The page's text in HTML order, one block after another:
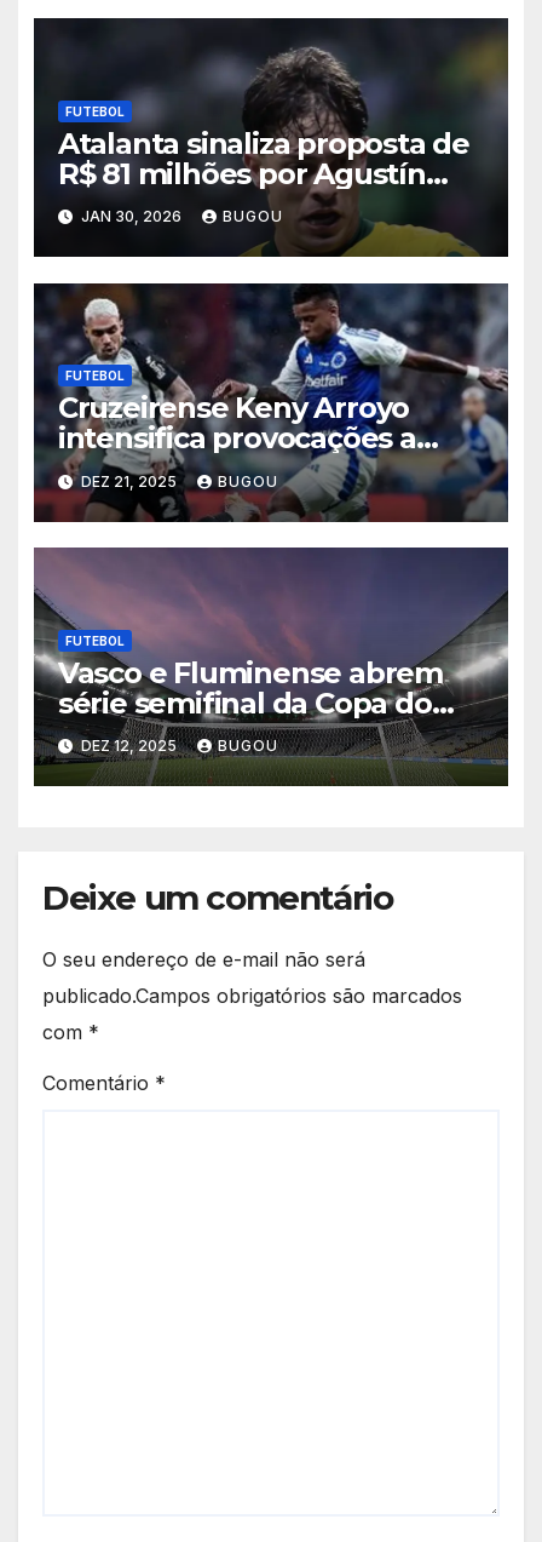
FUTEBOL
Atalanta sinaliza proposta de
R$ 81 milhões por Agustín
Giay, e Palmeiras admite
negociar lateral
JAN 30, 2026 BUGOU
FUTEBOL
Cruzeirense Keny Arroyo
intensifica provocações a
Matheuzinho após eliminação
celeste na Copa do Brasil
2025
DEZ 21, 2025 BUGOU
FUTEBOL
Vasco e Fluminense abrem
série semifinal da Copa do
Brasil nesta quinta-feira
DEZ 12, 2025 BUGOU
Deixe um comentário
O seu endereço de e-mail não será
publicado.Campos obrigatórios são marcados
com *
Comentário *